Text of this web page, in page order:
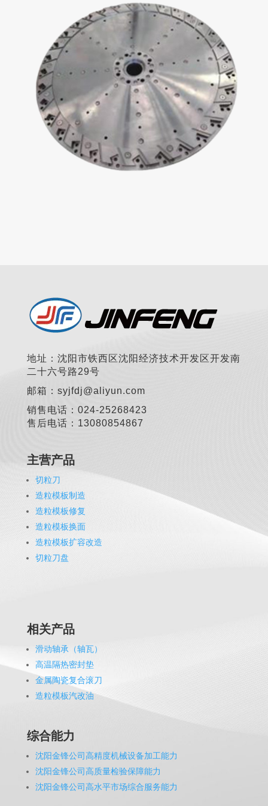
地址：沈阳市铁西区沈阳经济技术开发区开发南
二十六号路29号
邮箱：syjfdj@aliyun.com
销售电话：024-25268423
售后电话：13080854867
主营产品
切粒刀
造粒模板制造
造粒模板修复
造粒模板换面
造粒模板扩容改造
切粒刀盘
相关产品
滑动轴承（轴瓦）
高温隔热密封垫
金属陶瓷复合滚刀
造粒模板汽改油
综合能力
沈阳金锋公司高精度机械设备加工能力
沈阳金锋公司高质量检验保障能力
沈阳金锋公司高水平市场综合服务能力